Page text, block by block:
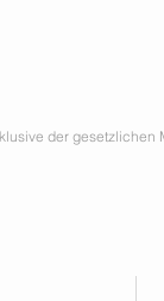
der gesetzlichen